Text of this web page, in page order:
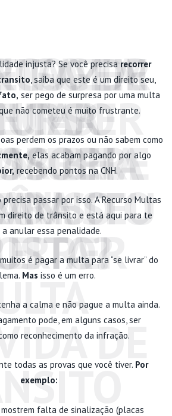
injusta? Se você precisa recorrer
, saiba que este é um direito seu,
ser pego de surpresa por uma multa
não cometeu é muito frustrante.
perdem os prazos ou não sabem como
elas acabam pagando por algo
recebendo pontos na CNH.
precisa passar por isso. A Recurso Multas
direito de trânsito e está aqui para te
anular essa penalidade.
FAZER
é pagar a multa para “se livrar” do
Mas isso é um erro.
a calma e não pague a multa ainda.
pode, em alguns casos, ser
reconhecimento da infração.
todas as provas que você tiver. Por
exemplo:
falta de sinalização (placas
DE
UMA
DE
COM A
BH E
SEU